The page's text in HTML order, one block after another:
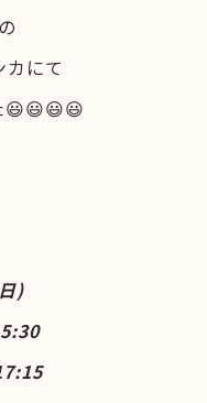
カにて
😃😃😃😃
)